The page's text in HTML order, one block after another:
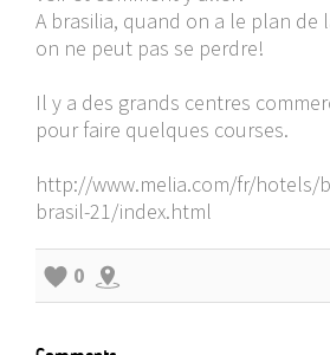
A brasilia, quand on a le plan de
on ne peut pas se perdre!
Il y a des grands centres
pour faire quelques courses.
http://www.melia.com/fr/hotels/
brasil-21/index.html
0